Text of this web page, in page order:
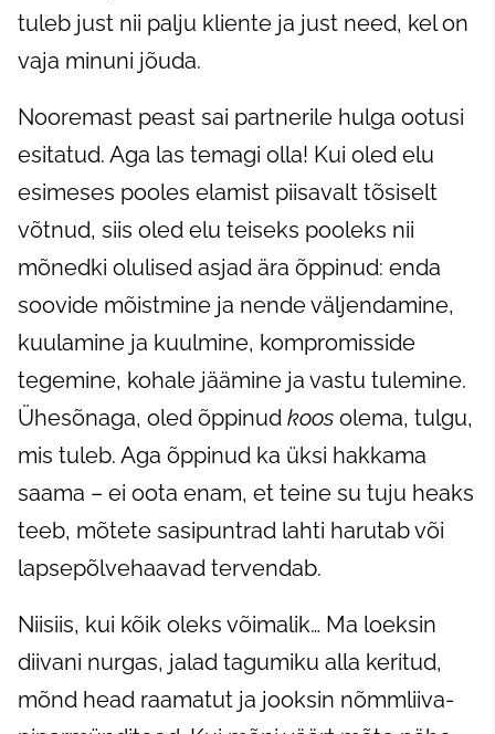
tuleb just nii palju kliente ja just need, kel on
vaja minuni jõuda.
Nooremast peast sai partnerile hulga ootusi
esitatud. Aga las temagi olla! Kui oled elu
esimeses pooles elamist piisavalt tõsiselt
võtnud, siis oled elu teiseks pooleks nii
mõnedki olulised asjad ära õppinud: enda
soovide mõistmine ja nende väljendamine,
kuulamine ja kuulmine, kompromisside
tegemine, kohale jäämine ja vastu tulemine.
Ühesõnaga, oled õppinud koos olema, tulgu,
mis tuleb. Aga õppinud ka üksi hakkama
saama – ei oota enam, et teine su tuju heaks
teeb, mõtete sasipuntrad lahti harutab või
lapsepõlvehaavad tervendab.
Niisiis, kui kõik oleks võimalik… Ma loeksin
diivani nurgas, jalad tagumiku alla keritud,
mõnd head raamatut ja jooksin nõmmliiva-